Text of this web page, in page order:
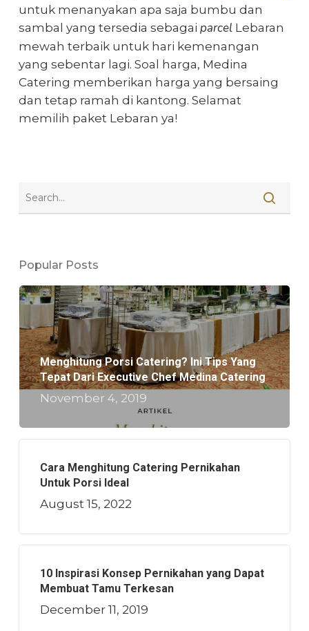
untuk menanyakan apa saja bumbu dan
sambal yang tersedia sebagai parcel Lebaran
mewah terbaik untuk hari kemenangan
yang sebentar lagi. Soal harga, Medina
Catering memberikan harga yang bersaing
dan tetap ramah di kantong. Selamat
memilih paket Lebaran ya!
Popular Posts
Menghitung Porsi Catering? Ini Tips Yang
Tepat Dari Executive Chef Medina Catering
November 4, 2019
Cara Menghitung Catering Pernikahan
Untuk Porsi Ideal
August 15, 2022
10 Inspirasi Konsep Pernikahan yang Dapat
Membuat Tamu Terkesan
December 11, 2019